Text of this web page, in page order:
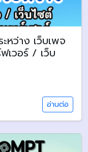
หว่าง เว็บเพจ
เวอร์ / เว็บ
อ่านต่อ